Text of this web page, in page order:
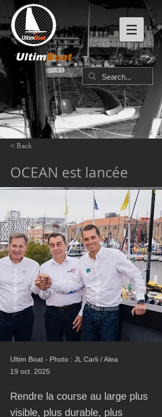
UltimBoat
< Back
OCEAN est lancée
Ultim Boat - Photo : JL Carli / Alea
19 oct. 2025
Rendre la course au large plus
visible, plus durable, plus